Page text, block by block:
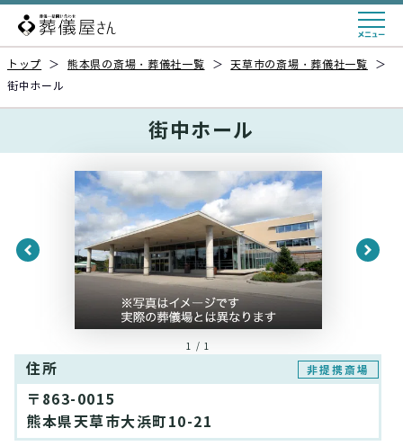
トップ ＞ 熊本県の斎場・葬儀社一覧 ＞ 天草市の斎場・葬儀社一覧
＞
街中ホール
街中ホール
1 / 1
住所 非提携斎場
〒863-0015
熊本県天草市大浜町10-21